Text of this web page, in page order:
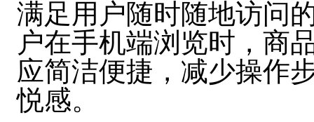
满足用户随时随地访问
户在手机端浏览时，商
应简洁便捷，减少操作
悦感。